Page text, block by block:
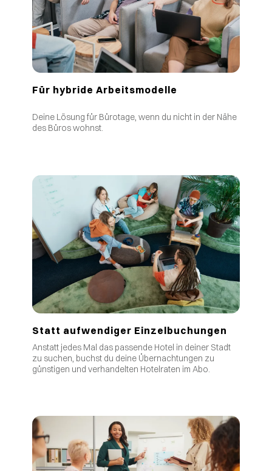
Für hybride Arbeitsmodelle
Deine Lösung für Bürotage, wenn du nicht in der Nähe
des Büros wohnst.
Statt aufwendiger Einzelbuchungen
Anstatt jedes Mal das passende Hotel in deiner Stadt
zu suchen, buchst du deine Übernachtungen zu
günstigen und verhandelten Hotelraten im Abo.